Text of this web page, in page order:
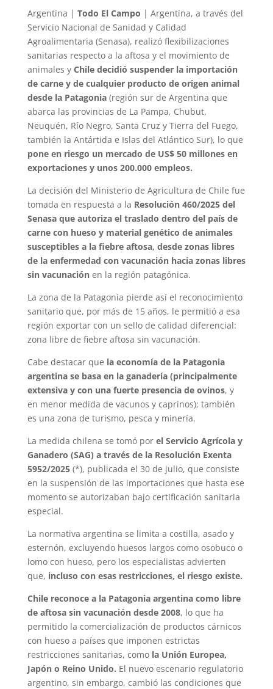
Argentina | Todo El Campo | Argentina, a través del
Servicio Nacional de Sanidad y Calidad
Agroalimentaria (Senasa), realizó flexibilizaciones
sanitarias respecto a la aftosa y el movimiento de
animales y Chile decidió suspender la importación
de carne y de cualquier producto de origen animal
desde la Patagonia(región sur de Argentina que
abarca las provincias de La Pampa, Chubut,
Neuquén, Río Negro, Santa Cruz y Tierra del Fuego,
también la Antártida e Islas del Atlántico Sur), lo que
pone en riesgo un mercado de US$ 50 millones en
exportaciones y unos 200.000 empleos.
La decisión del Ministerio de Agricultura de Chile fue
tomada en respuesta a la Resolución 460/2025 del
Senasa que autoriza el traslado dentro del país de
carne con hueso y material genético de animales
susceptibles a la fiebre aftosa, desde zonas libres
de la enfermedad con vacunación hacia zonas libres
sin vacunaciónen la región patagónica.
La zona de la Patagonia pierde así el reconocimiento
sanitario que, por más de 15 años, le permitió a esa
región exportar con un sello de calidad diferencial:
zona libre de fiebre aftosa sin vacunación.
Cabe destacar que la economía de la Patagonia
argentina se basa en la ganadería (principalmente
extensiva y con una fuerte presencia de ovinos, y
en menor medida de vacunos y caprinos); también
es una zona de turismo, pesca y minería.
La medida chilena se tomó por el Servicio Agrícola y
Ganadero (SAG) a través de la Resolución Exenta
5952/2025(*), publicada el 30 de julio, que consiste
en la suspensión de las importaciones que hasta ese
momento se autorizaban bajo certificación sanitaria
especial.
La normativa argentina se limita a costilla, asado y
esternón, excluyendo huesos largos como osobuco o
lomo con hueso, pero los especialistas advierten
que, incluso con esas restricciones, el riesgo existe.
Chile reconoce a la Patagonia argentina como libre
de aftosa sin vacunación desde 2008, lo que ha
permitido la comercialización de productos cárnicos
con hueso a países que imponen estrictas
restricciones sanitarias, como la Unión Europea,
Japón o Reino Unido. El nuevo escenario regulatorio
argentino, sin embargo, cambió las condiciones que